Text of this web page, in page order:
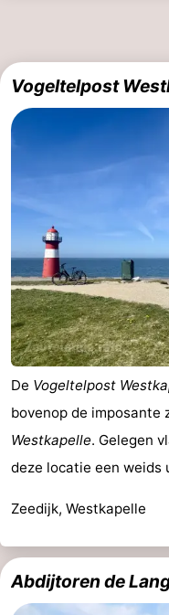
Vogeltelpost
De Vogeltelpost
bovenop de imposante
Westkapelle. Gelegen
deze locatie een weids
Zeedijk, Westkapelle
Abdijtoren de